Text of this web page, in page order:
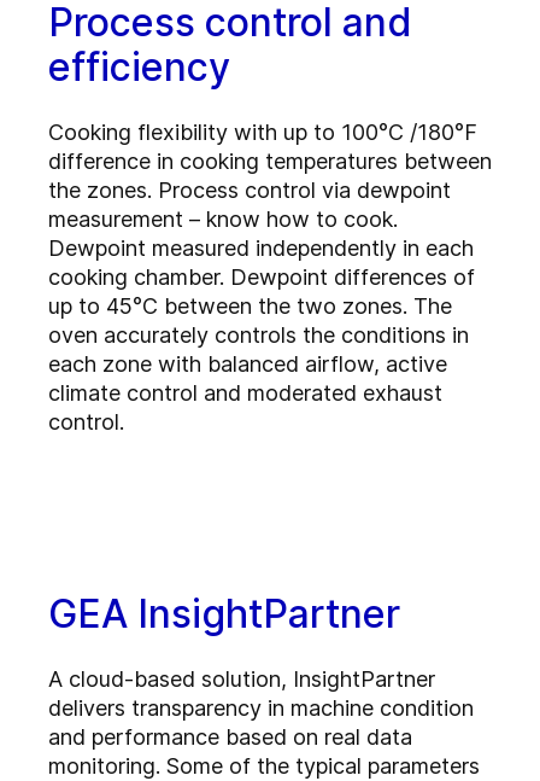
Process control and
efficiency
Cooking flexibility with up to 100°C /180°F
difference in cooking temperatures between
the zones. Process control via dewpoint
measurement – know how to cook.
Dewpoint measured independently in each
cooking chamber. Dewpoint differences of
up to 45°C between the two zones. The
oven accurately controls the conditions in
each zone with balanced airflow, active
climate control and moderated exhaust
control.
GEA InsightPartner
A cloud-based solution, InsightPartner
delivers transparency in machine condition
and performance based on real data
monitoring. Some of the typical parameters